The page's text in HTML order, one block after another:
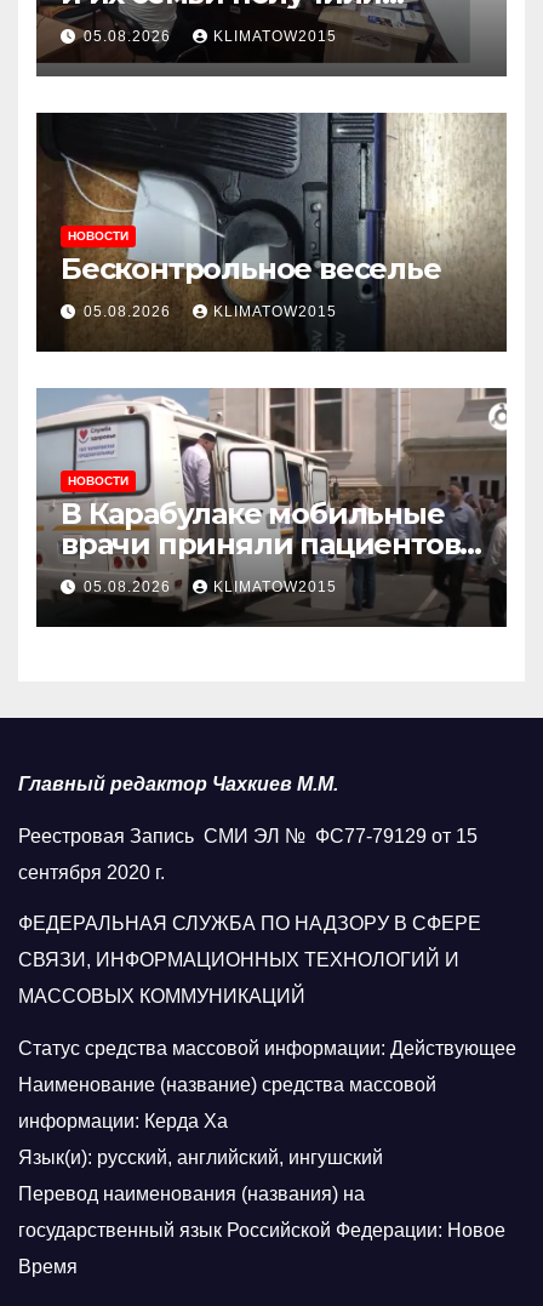
консультации в ходе
приема граждан
05.08.2026 KLIMATOW2015
НОВОСТИ
Бесконтрольное веселье
05.08.2026 KLIMATOW2015
НОВОСТИ
В Карабулаке мобильные
врачи приняли пациентов
у стен мечети
05.08.2026 KLIMATOW2015
Главный редактор Чахкиев М.М.
Реестровая Запись СМИ ЭЛ № ФС77-79129 от 15
сентября 2020 г.
ФЕДЕРАЛЬНАЯ СЛУЖБА ПО НАДЗОРУ В СФЕРЕ
СВЯЗИ, ИНФОРМАЦИОННЫХ ТЕХНОЛОГИЙ И
МАССОВЫХ КОММУНИКАЦИЙ
Статус средства массовой информации: Действующее
Наименование (название) средства массовой
информации: Керда Ха
Язык(и): русский, английский, ингушский
Перевод наименования (названия) на
государственный язык Российской Федерации: Новое
Время